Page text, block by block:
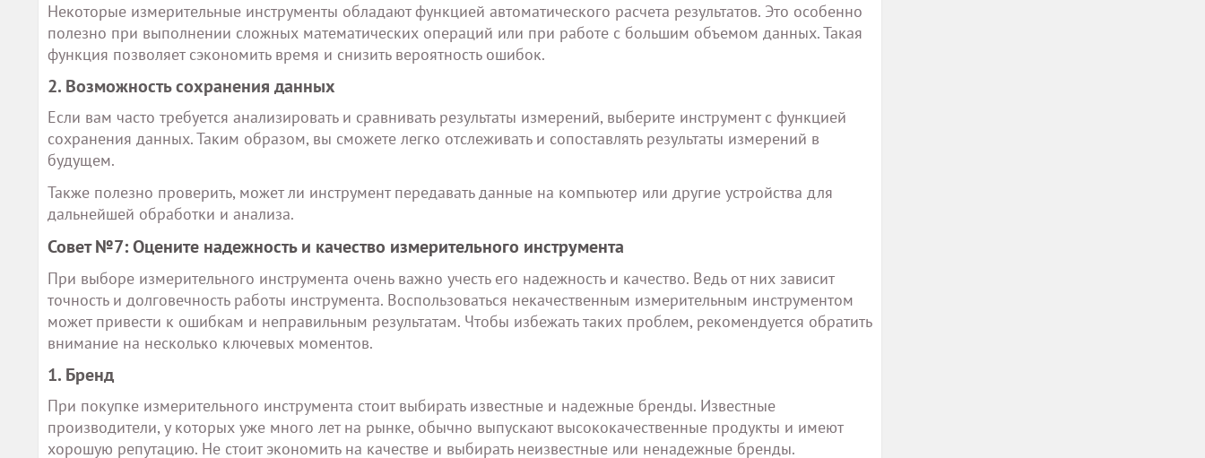
Некоторые измерительные инструменты обладают функцией автоматического расчета результатов. Это особенно
полезно при выполнении сложных математических операций или при работе с большим объемом данных. Такая
функция позволяет сэкономить время и снизить вероятность ошибок.
2. Возможность сохранения данных
Если вам часто требуется анализировать и сравнивать результаты измерений, выберите инструмент с функцией
сохранения данных. Таким образом, вы сможете легко отслеживать и сопоставлять результаты измерений в
будущем.
Также полезно проверить, может ли инструмент передавать данные на компьютер или другие устройства для
дальнейшей обработки и анализа.
Совет №7: Оцените надежность и качество измерительного инструмента
При выборе измерительного инструмента очень важно учесть его надежность и качество. Ведь от них зависит
точность и долговечность работы инструмента. Воспользоваться некачественным измерительным инструментом
может привести к ошибкам и неправильным результатам. Чтобы избежать таких проблем, рекомендуется обратить
внимание на несколько ключевых моментов.
1. Бренд
При покупке измерительного инструмента стоит выбирать известные и надежные бренды. Известные
производители, у которых уже много лет на рынке, обычно выпускают высококачественные продукты и имеют
хорошую репутацию. Не стоит экономить на качестве и выбирать неизвестные или ненадежные бренды.